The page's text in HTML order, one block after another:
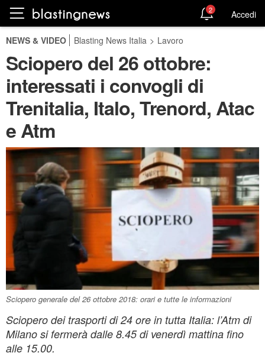
2 Accedi
NEWS & VIDEO Blasting News Italia > Lavoro
Sciopero del 26 ottobre:
interessati i convogli di
Trenitalia, Italo, Trenord, Atac
e Atm
Sciopero generale del 26 ottobre 2018: orari e tutte le informazioni
Sciopero dei trasporti di 24 ore in tutta Italia: l’Atm di
Milano si fermerà dalle 8.45 di venerdì mattina fino
alle 15.00.